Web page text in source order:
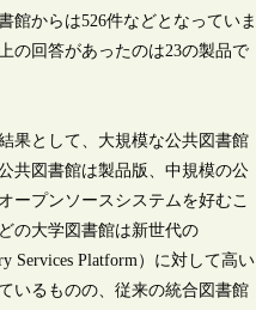
館からは526件などとなっていま
の回答があったのは23の製品で
果として、大規模な公共図書館
共図書館は製品版、中規模の公
ープンソースシステムを好むこ
の大学図書館は新世代の
Services Platform）に対して高い
いるものの、従来の統合図書館